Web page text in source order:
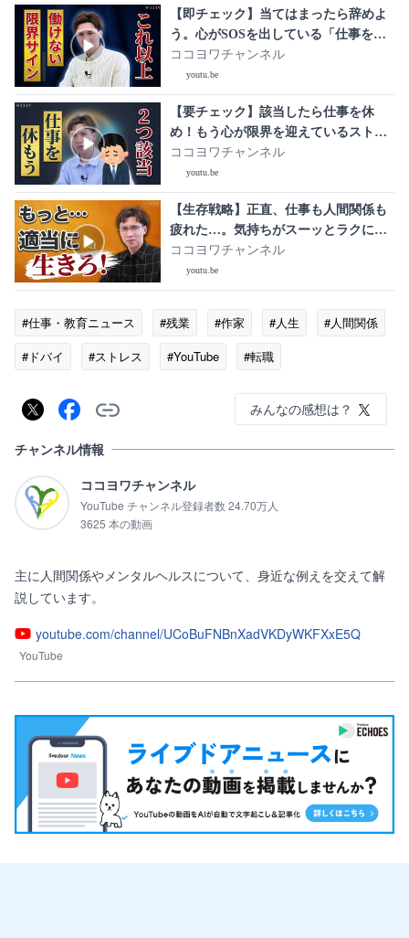
【即チェック】当てはまったら辞めよ
う。心がSOSを出している「仕事を辞
めるべき限界サイン」6選
ココヨワチャンネル
youtu.be
【要チェック】該当したら仕事を休
め！もう心が限界を迎えているストレ
スサイン6つ
ココヨワチャンネル
youtu.be
【生存戦略】正直、仕事も人間関係も
疲れた…。気持ちがスーッとラクにな
る考え方7選
ココヨワチャンネル
youtu.be
#仕事・教育ニュース #残業 #作家 #人生
#人間関係
#ドバイ
#ストレス #YouTube #転職
みんなの感想は？
チャンネル情報
ココヨワチャンネル
YouTube チャンネル登録者数 24.70万人
3625 本の動画
主に人間関係やメンタルヘルスについて、身近な例えを交えて解
説しています。
youtube.com/channel/UCoBuFNBnXadVKDyWKFXxE5Q
YouTube